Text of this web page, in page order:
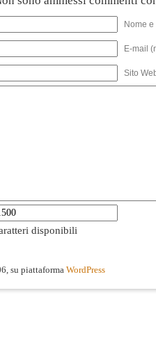
Nome
E-mail
Sito
disponibili
su piattaforma WordPress